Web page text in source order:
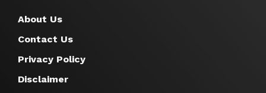
About Us
Contact Us
Privacy Policy
Disclaimer